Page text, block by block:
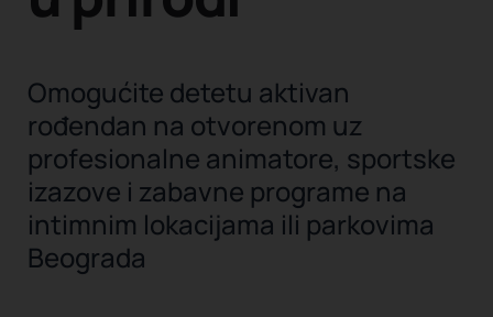
Omogućite detetu aktivan
rođendan na otvorenom uz
profesionalne animatore, sportske
izazove i zabavne programe na
intimnim lokacijama ili parkovima
Beograda